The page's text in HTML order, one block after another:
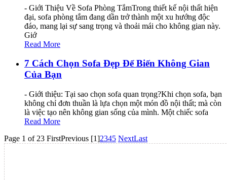
- Giới Thiệu Về Sofa Phòng TắmTrong thiết kế nội thất hiện
đại, sofa phòng tắm đang dần trở thành một xu hướng độc
đáo, mang lại sự sang trọng và thoải mái cho không gian này.
Giớ
Read More
7 Cách Chọn Sofa Đẹp Để Biến Không Gian
Của Bạn
- Giới thiệu: Tại sao chọn sofa quan trọng?Khi chọn sofa, bạn
không chỉ đơn thuần là lựa chọn một món đồ nội thất; mà còn
là việc tạo nên không gian sống của mình. Một chiếc sofa
Read More
Page 1 of 23 FirstPrevious [1]2345 NextLast